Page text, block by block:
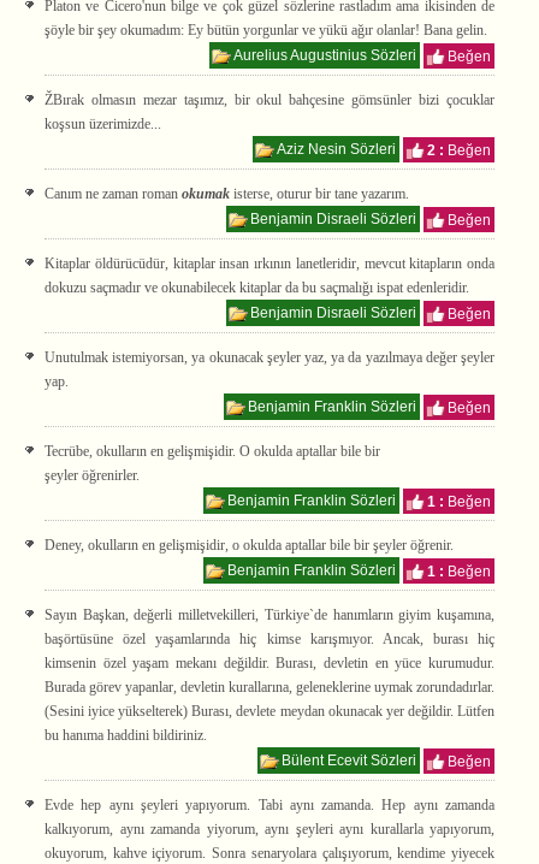
Platon ve Cicero'nun bilge ve çok güzel sözlerine rastladım ama ikisinden de
şöyle bir şey okumadım: Ey bütün yorgunlar ve yükü ağır olanlar! Bana gelin.
Aurelius Augustinius Sözleri
Beğen
ŽBırak olmasın mezar taşımız, bir okul bahçesine gömsünler bizi çocuklar
koşsun üzerimizde...
Aziz Nesin Sözleri
2 : Beğen
Canım ne zaman roman okumak isterse, oturur bir tane yazarım.
Benjamin Disraeli Sözleri
Beğen
Kitaplar öldürücüdür, kitaplar insan ırkının lanetleridir, mevcut kitapların onda
dokuzu saçmadır ve okunabilecek kitaplar da bu saçmalığı ispat edenleridir.
Benjamin Disraeli Sözleri
Beğen
Unutulmak istemiyorsan, ya okunacak şeyler yaz, ya da yazılmaya değer şeyler
yap.
Benjamin Franklin Sözleri
Beğen
Tecrübe, okulların en gelişmişidir. O okulda aptallar bile bir
şeyler öğrenirler.
Benjamin Franklin Sözleri
1 : Beğen
Deney, okulların en gelişmişidir, o okulda aptallar bile bir şeyler öğrenir.
Benjamin Franklin Sözleri
1 : Beğen
Sayın Başkan, değerli milletvekilleri, Türkiye`de hanımların giyim kuşamına,
başörtüsüne özel yaşamlarında hiç kimse karışmıyor. Ancak, burası hiç
kimsenin özel yaşam mekanı değildir. Burası, devletin en yüce kurumudur.
Burada görev yapanlar, devletin kurallarına, geleneklerine uymak zorundadırlar.
(Sesini iyice yükselterek) Burası, devlete meydan okunacak yer değildir. Lütfen
bu hanıma haddini bildiriniz.
Bülent Ecevit Sözleri
Beğen
Evde hep aynı şeyleri yapıyorum. Tabi aynı zamanda. Hep aynı zamanda
kalkıyorum, aynı zamanda yiyorum, aynı şeyleri aynı kurallarla yapıyorum,
okuyorum, kahve içiyorum. Sonra senaryolara çalışıyorum, kendime yiyecek